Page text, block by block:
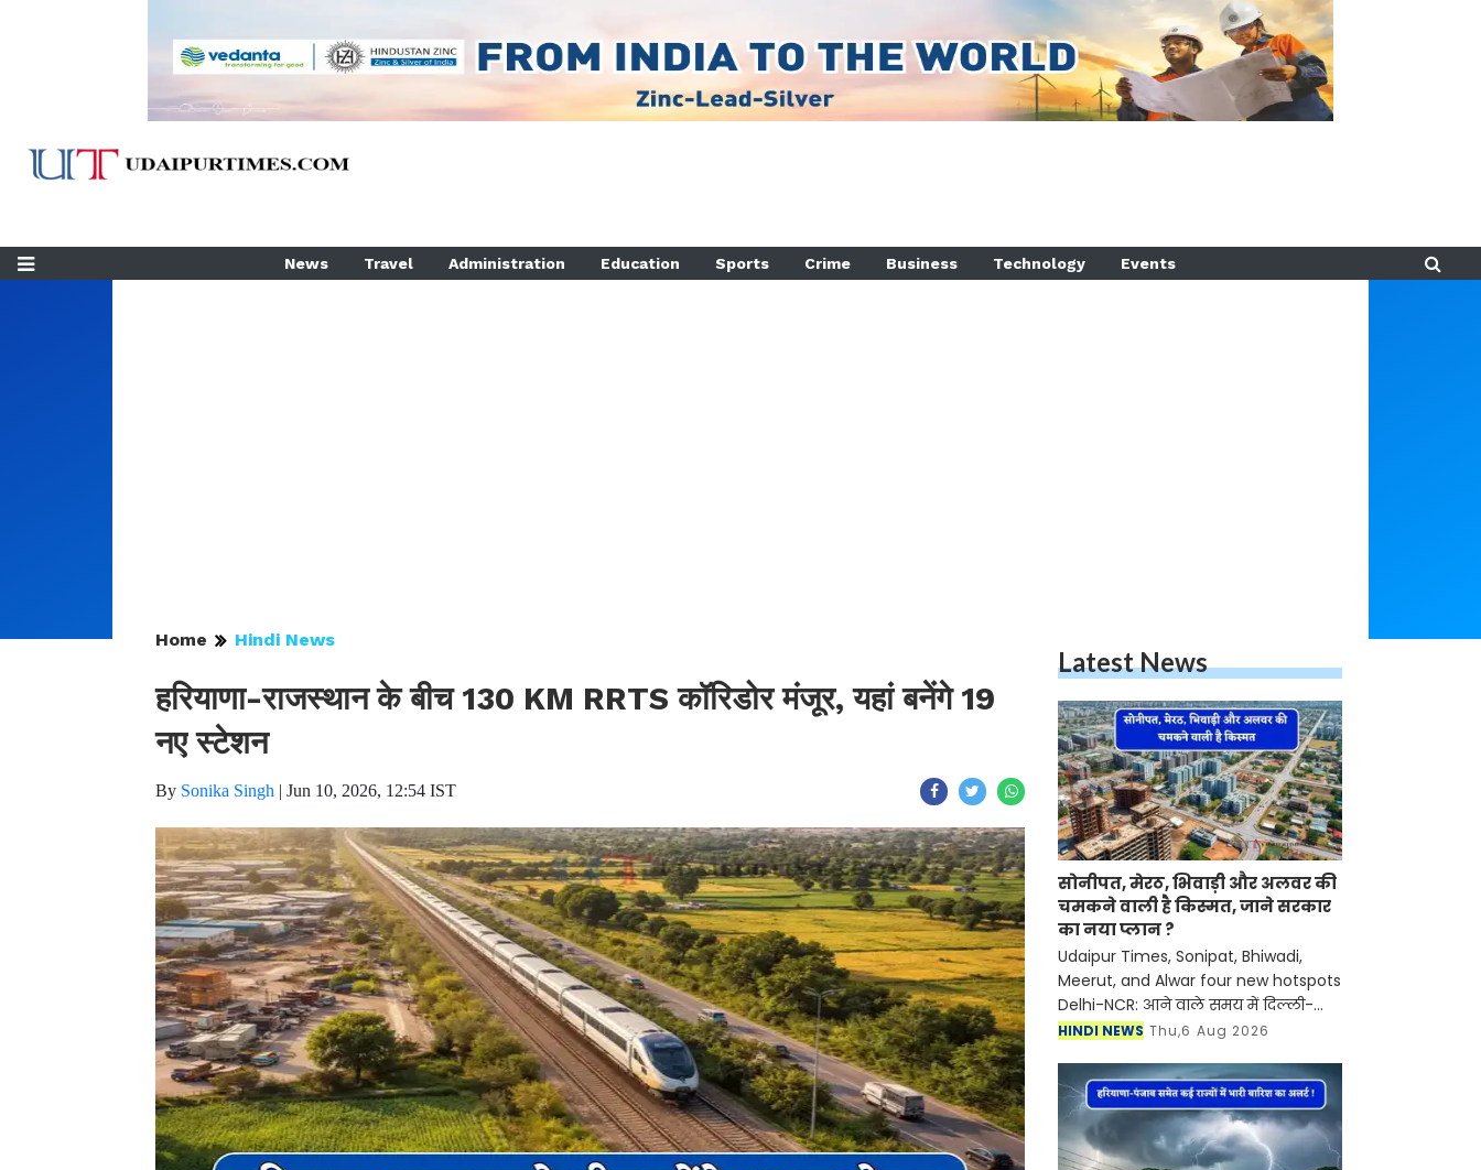
News Travel Administration Education Sports Crime Business Technology Events
Home Hindi News
हरियाणा-राजस्थान के बीच 130 KM RRTS कॉरिडोर मंजूर, यहां बनेंगे 19
नए स्टेशन
By Sonika Singh | Jun 10, 2026, 12:54 IST
Latest News
सोनीपत, मेरठ, भिवाड़ी और अलवर की
चमकने वाली है किस्मत, जाने सरकार
का नया प्लान ?
Udaipur Times, Sonipat, Bhiwadi,
Meerut, and Alwar four new hotspots
Delhi-NCR: आने वाले समय में दिल्ली-
एनसीआर में विकास का केंद्र अब केवल
वाला है। ड्राफ्ट NCR र
HINDI NEWS Thu,6 Aug 2026